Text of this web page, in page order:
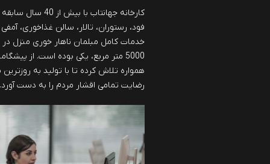
کارخانه جهانتاب
فود، رستوران، تالار، سالن غذاخوری،
خدمات کامل مبلمان ناهار خوری منزل
5000 متر مربع، یکی بوده است. از
همواره تلاش کرده تا با تولید به
رضایت تمامی اقشار مردم را به دست